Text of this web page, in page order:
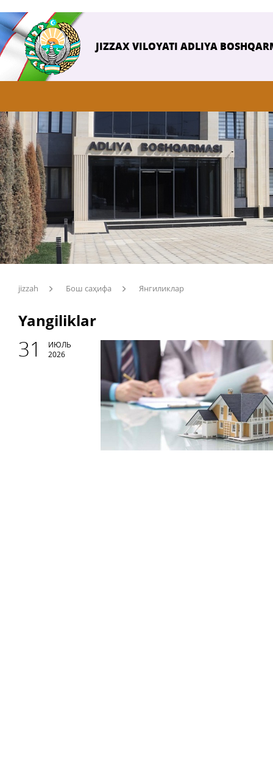
JIZZAX VILOYATI ADLIYA
jizzah Бош саҳифа Янгиликлар
Yangiliklar
31
ИЮЛЬ
2026